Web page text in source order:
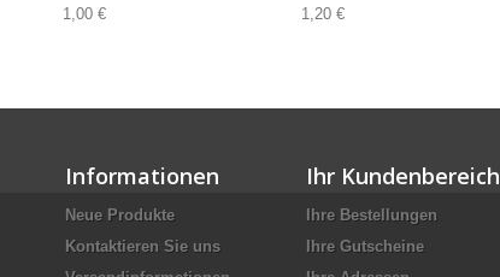
1,00 € 1,20 €
Informationen
Neue Produkte
Kontaktieren Sie uns
Ihr Kundenbereich
Ihre Bestellungen
Ihre Gutscheine